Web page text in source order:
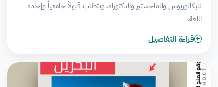
للبكالوريوس والماجستير والدكتوراه، وتتطلب قبولاً جامعياً وإجادة
اللغة.
قراءة التفاصيل